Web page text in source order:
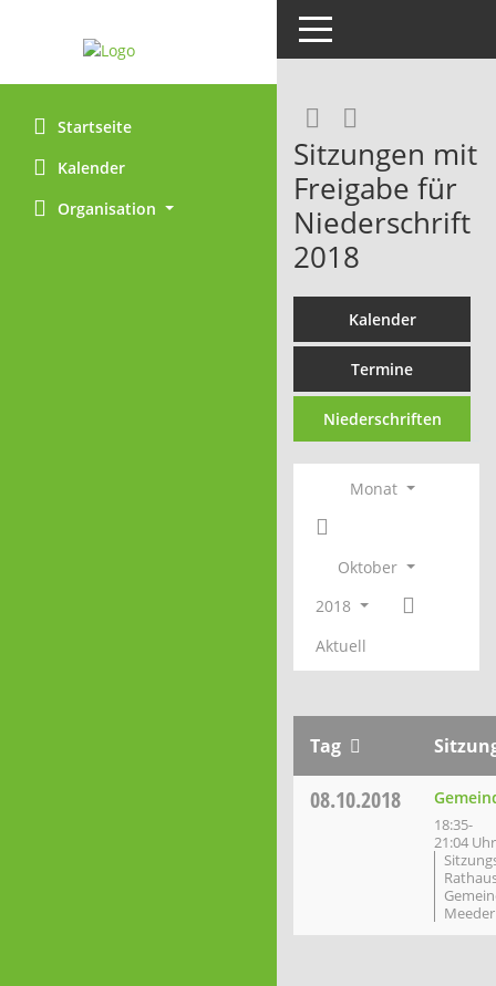
Startseite
Kalender
Organisation
Toggle navigation
Sitzungen mit
Freigabe für
Niederschrift
2018
Kalender
Termine
Niederschriften
Monat
Oktober
2018
Aktuell
Tag
08.10.2018
18:35-
21:04 Uhr
Meeder